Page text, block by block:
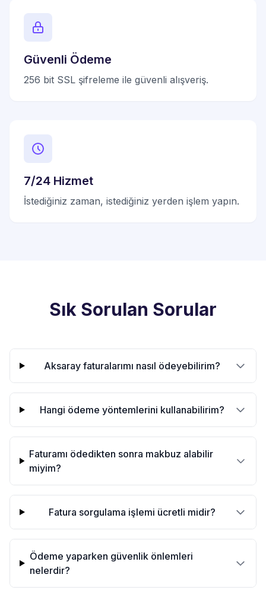
Güvenli Ödeme
256 bit SSL şifreleme ile güvenli alışveriş.
7/24 Hizmet
İstediğiniz zaman, istediğiniz yerden işlem yapın.
Sık Sorulan Sorular
Aksaray faturalarımı nasıl ödeyebilirim?
Hangi ödeme yöntemlerini kullanabilirim?
Faturamı ödedikten sonra makbuz alabilir
miyim?
Fatura sorgulama işlemi ücretli midir?
Ödeme yaparken güvenlik önlemleri
nelerdir?